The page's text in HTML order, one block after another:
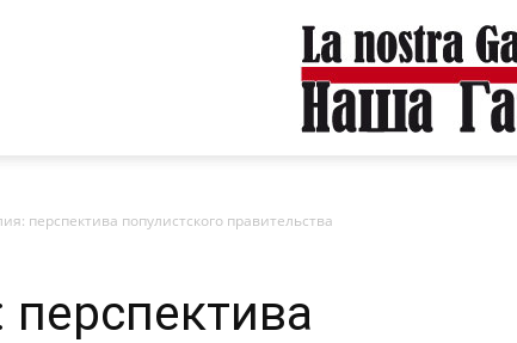
перспектива популистского правительства
перспектива